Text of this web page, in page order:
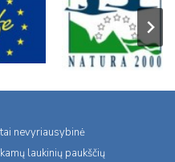
nevyriausybinė
laukinių paukščių